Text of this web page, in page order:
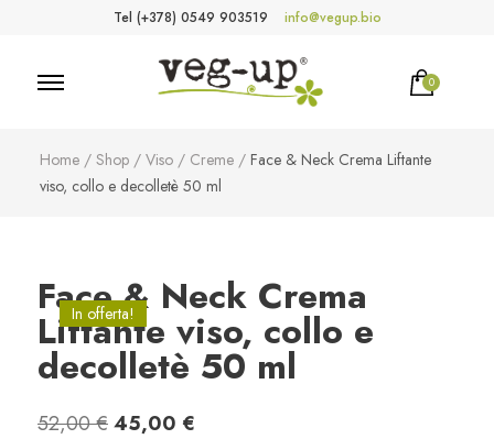
Tel (+378) 0549 903519 info@vegup.bio
0
Home / Shop / Viso / Creme / Face & Neck Crema Liftante
viso, collo e decolletè 50 ml
Face & Neck Crema
Liftante viso, collo e
decolletè 50 ml
52,00€Il
45,00 €
In offerta!